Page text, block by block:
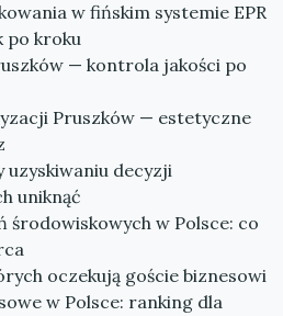
w fińskim systemie EPR
po kroku
— kontrola jakości po
Pruszków — estetyczne
uzyskiwaniu decyzji
uniknąć
środowiskowych w Polsce: co
oczekują goście biznesowi
w Polsce: ranking dla